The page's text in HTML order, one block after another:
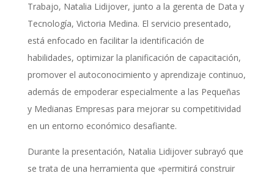
Trabajo, Natalia Lidijover, junto a la gerenta de Data y
Tecnología, Victoria Medina. El servicio presentado,
está enfocado en facilitar la identificación de
habilidades, optimizar la planificación de capacitación,
promover el autoconocimiento y aprendizaje continuo,
además de empoderar especialmente a las Pequeñas
y Medianas Empresas para mejorar su competitividad
en un entorno económico desafiante.
Durante la presentación, Natalia Lidijover subrayó que
se trata de una herramienta que «permitirá construir